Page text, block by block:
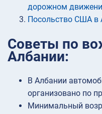
дорожном
Посольство США в
Советы по
Албании:
В Албании
организовано по
Минимальный